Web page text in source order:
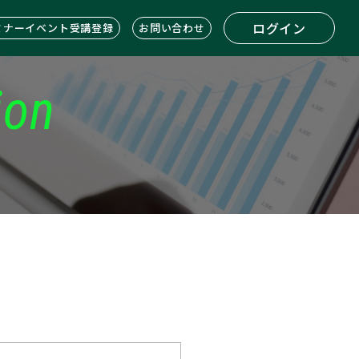
ナーイベント受講登録 お問い合わせ ログイン